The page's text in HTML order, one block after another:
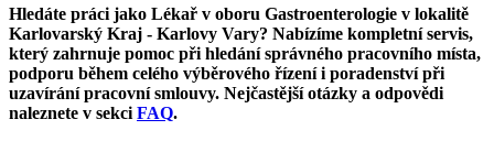
Hledáte práci jako Lékař v oboru Gastroenterologie v lokalitě
Karlovarský Kraj - Karlovy Vary? Nabízíme kompletní servis,
který zahrnuje pomoc při hledání správného pracovního místa,
podporu během celého výběrového řízení i poradenství při
uzavírání pracovní smlouvy. Nejčastější otázky a odpovědi
naleznete v sekci FAQ.